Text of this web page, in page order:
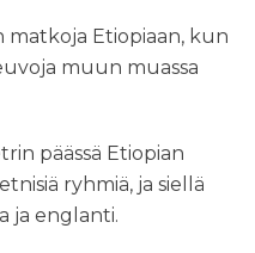
Etiopiaan, kun
muun muassa
päässä Etiopian
ryhmiä, ja siellä
ja englanti.